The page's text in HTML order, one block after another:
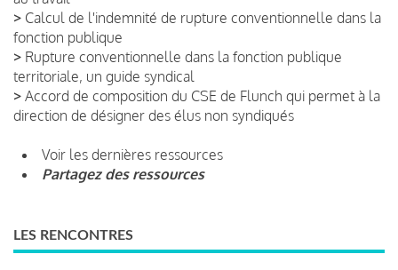
> Calcul de l'indemnité de rupture conventionnelle dans la
fonction publique
> Rupture conventionnelle dans la fonction publique
territoriale, un guide syndical
> Accord de composition du CSE de Flunch qui permet à la
direction de désigner des élus non syndiqués
Voir les dernières ressources
Partagez des ressources
LES RENCONTRES